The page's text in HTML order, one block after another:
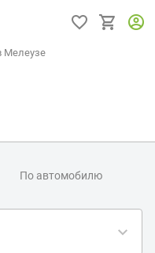
Мелеузе
По автомобилю